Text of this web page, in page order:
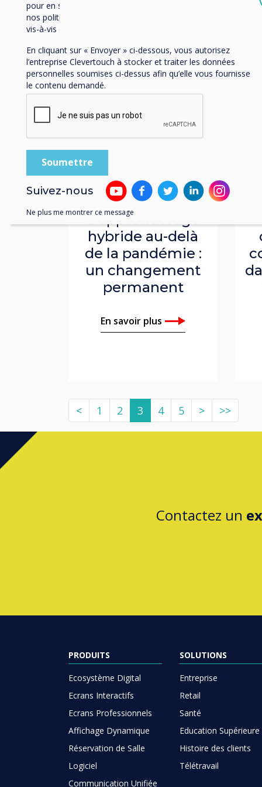
L'apprentissage
hybride au-delà
de la pandémie :
un changement
permanent
En savoir plus
< 1 2 3 4 5 > >>
Contactez un
PRODUITS
Ecosystème Digital
Ecrans Interactifs
Ecrans Professionnels
Affichage Dynamique
Réservation de Salle
Logiciel
Communication Unifiée
SOLUTIONS
Entreprise
Retail
Santé
Education Supérieure
Histoire des clients
Télétravail
pour en savoir plus sur nos modalités de désabonnement,
nos politiques de confidentialité et sur notre engagement
vis-à-vis de la protection et du respect de la vie privée.
En cliquant sur « Envoyer » ci-dessous, vous autorisez
l’entreprise Clevertouch à stocker et traiter les données
personnelles soumises ci-dessus afin qu’elle vous fournisse
le contenu demandé.
Suivez-nous
Ne plus me montrer ce message